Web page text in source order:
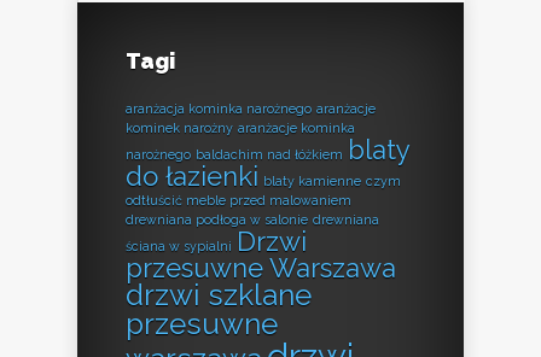
Tagi
aranżacja kominka narożnego aranżacje
kominek narożny aranżacje kominka
narożnego baldachim nad łóżkiem blaty
do łazienki blaty kamienne czym
odtłuścić meble przed malowaniem
drewniana podłoga w salonie drewniana
ściana w sypialni Drzwi
przesuwne Warszawa
drzwi szklane
przesuwne